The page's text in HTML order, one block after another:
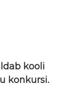
kooli
konkursi.